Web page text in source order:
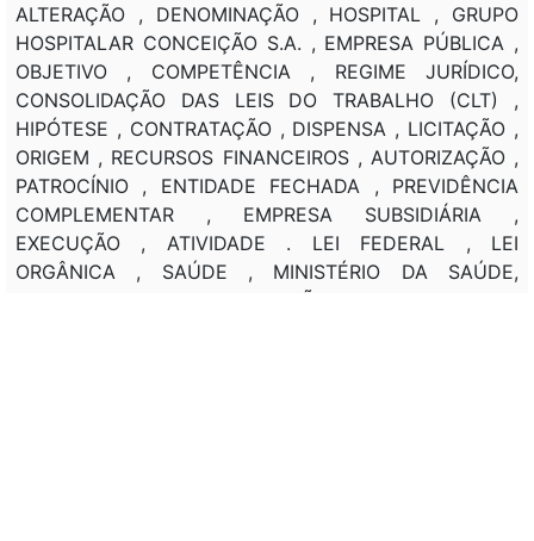
ALTERAÇÃO , DENOMINAÇÃO , HOSPITAL , GRUPO
HOSPITALAR CONCEIÇÃO S.A. , EMPRESA PÚBLICA ,
OBJETIVO , COMPETÊNCIA , REGIME JURÍDICO,
CONSOLIDAÇÃO DAS LEIS DO TRABALHO (CLT) ,
HIPÓTESE , CONTRATAÇÃO , DISPENSA , LICITAÇÃO ,
ORIGEM , RECURSOS FINANCEIROS , AUTORIZAÇÃO ,
PATROCÍNIO , ENTIDADE FECHADA , PREVIDÊNCIA
COMPLEMENTAR , EMPRESA SUBSIDIÁRIA ,
EXECUÇÃO , ATIVIDADE . LEI FEDERAL , LEI
ORGÂNICA , SAÚDE , MINISTÉRIO DA SAÚDE,
RECONHECIMENTO , SITUAÇÃO , NECESSIDADE ,